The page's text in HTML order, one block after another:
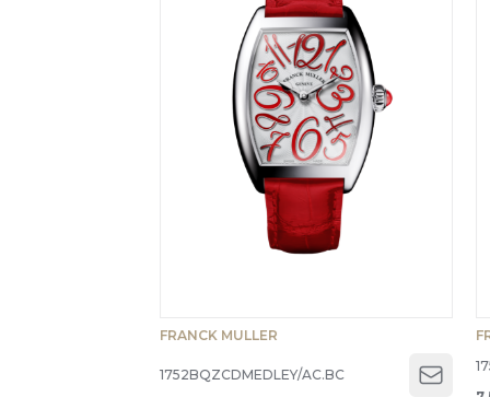
FRANCK MULLER
1752BQZCDMEDLEY/AC.BC
Open